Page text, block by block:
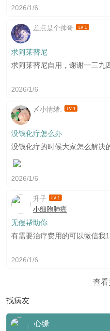
2026/1/6
差点是个帅哥
求阿莱替尼
求阿莱替尼自用，谢谢一三九
2026/1/6
〆小情绪.
没钱化疗怎么办
没钱化疗的时候大家怎么解决
2026/1/6
升子
小细胞肺癌
无偿帮助你
有需要治疗费用的可以微信我
2026/1/6
查看
找病友
心缘